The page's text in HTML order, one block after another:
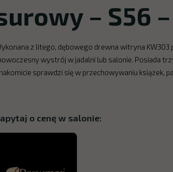
– S56 –
z litego, dębowego drewna witryna
wystrój w jadalni lub salonie. Posiada
sprawdzi się w przechowywaniu książek,
o cenę w salonie: